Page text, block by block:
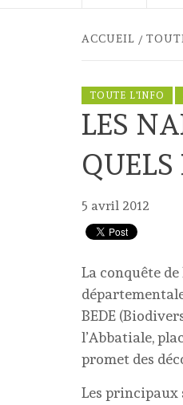
ACCUEIL
TOUTE L'INFO
LES
QUELS
5 avril 2012
La conquête
BEDE
l’Abbatiale,
promet des
Les principaux